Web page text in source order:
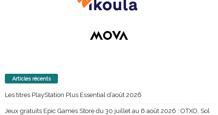
Articles récents
Les titres PlayStation Plus Essential d’août 2026
Jeux gratuits Epic Games Store du 30 juillet au 6 août 2026 : OTXO, Sol